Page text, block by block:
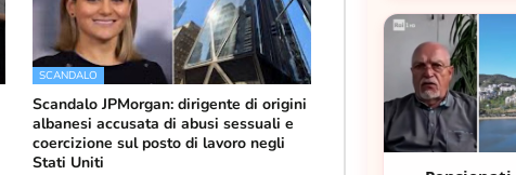
SCANDALO
Scandalo JPMorgan: dirigente di origini
albanesi accusata di abusi sessuali e
coercizione sul posto di lavoro negli
Stati Uniti